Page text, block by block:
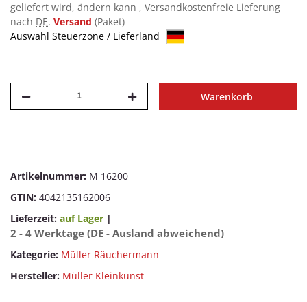
geliefert wird, ändern kann , Versandkostenfreie Lieferung
nach DE. Versand (Paket)
Auswahl Steuerzone / Lieferland
Warenkorb
Artikelnummer: M 16200
GTIN: 4042135162006
Lieferzeit: auf Lager |
2 - 4 Werktage (DE - Ausland abweichend)
Kategorie: Müller Räuchermann
Hersteller: Müller Kleinkunst